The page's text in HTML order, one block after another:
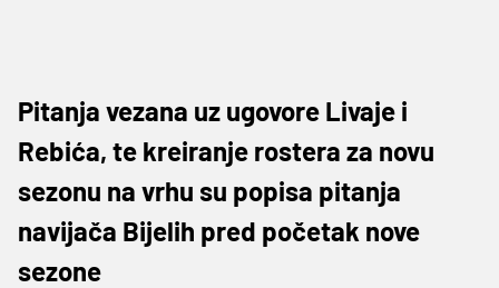
Pitanja vezana uz ugovore Livaje i
Rebića, te kreiranje rostera za novu
sezonu na vrhu su popisa pitanja
navijača Bijelih pred početak nove
sezone